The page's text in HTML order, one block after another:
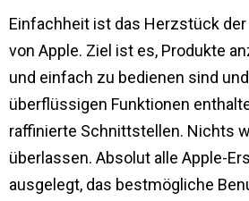
Einfachheit ist das Herzstück
von Apple. Ziel ist es, Produkte
und einfach zu bedienen sind
überflüssigen Funktionen
raffinierte Schnittstellen. Nichts
überlassen. Absolut alle Apple-
ausgelegt, das bestmögliche